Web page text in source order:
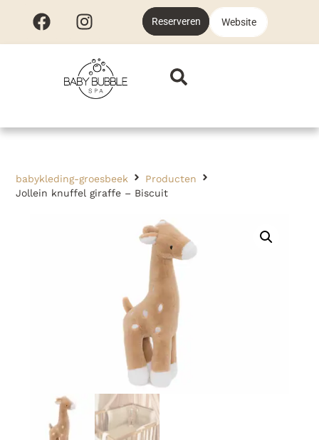
Reserveren Website
babykleding-groesbeek
Producten
Jollein knuffel giraffe – Biscuit